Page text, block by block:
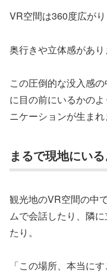
VR空間は360度広がり
奥行きや立体感があり
この圧倒的な没入感
に目の前にいるかの
ニケーションが生まれ
まるで現地にい
観光地のVR空間の中
ムで会話したり、隣
たり。
「この場所、本当に